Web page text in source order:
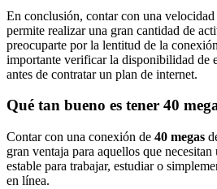
En conclusión, contar con una velocidad
permite realizar una gran cantidad de
preocuparte por la lentitud de la
importante verificar la disponibilidad de
antes de contratar un plan de internet.
Qué tan bueno es tener 40
Contar con una conexión de 40 megas
gran ventaja para aquellos que
estable para trabajar, estudiar o
en línea.